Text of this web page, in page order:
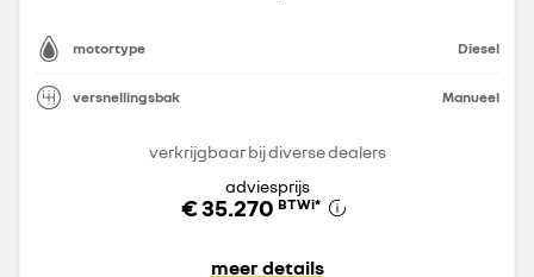
motortype Diesel
versnellingsbak Manueel
verkrijgbaar bij diverse dealers
adviesprijs
€ 35.270 BTWi*
meer details